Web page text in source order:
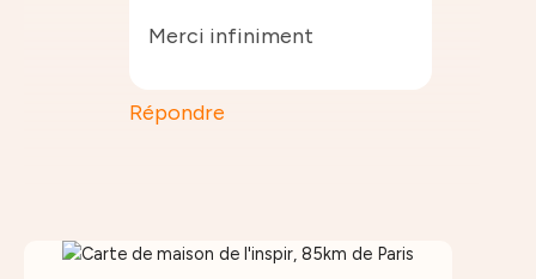
Merci infiniment
Répondre